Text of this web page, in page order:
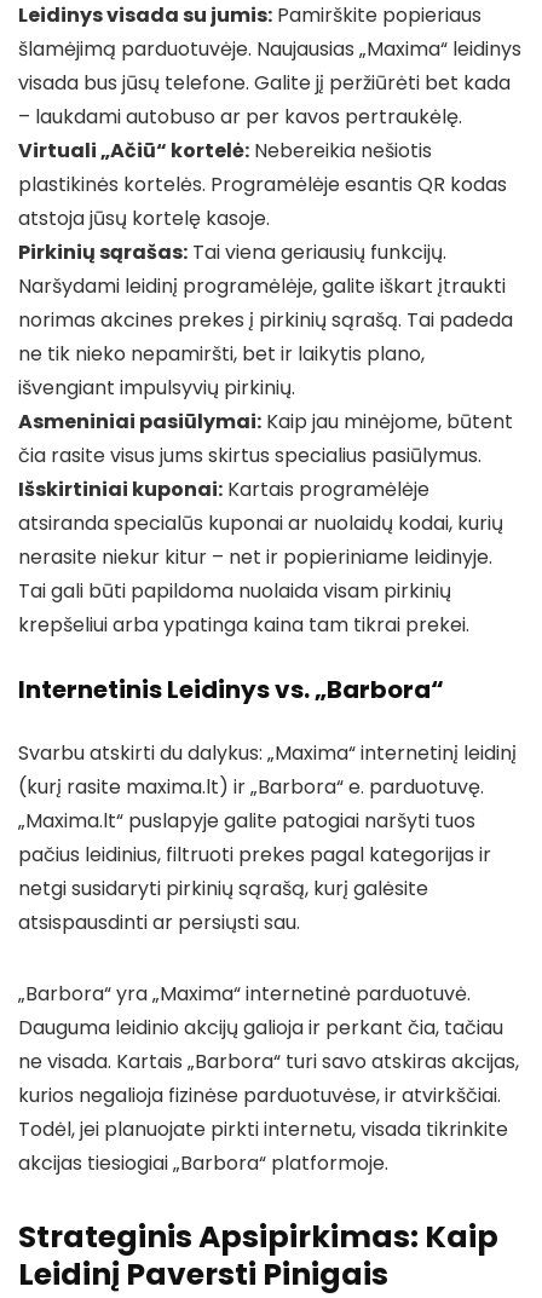
Leidinys visada su jumis: Pamirškite popieriaus
šlamėjimą parduotuvėje. Naujausias „Maxima“ leidinys
visada bus jūsų telefone. Galite jį peržiūrėti bet kada
– laukdami autobuso ar per kavos pertraukėlę.
Virtuali „Ačiū“ kortelė: Nebereikia nešiotis
plastikinės kortelės. Programėlėje esantis QR kodas
atstoja jūsų kortelę kasoje.
Pirkinių sąrašas: Tai viena geriausių funkcijų.
Naršydami leidinį programėlėje, galite iškart įtraukti
norimas akcines prekes į pirkinių sąrašą. Tai padeda
ne tik nieko nepamiršti, bet ir laikytis plano,
išvengiant impulsyvių pirkinių.
Asmeniniai pasiūlymai: Kaip jau minėjome, būtent
čia rasite visus jums skirtus specialius pasiūlymus.
Išskirtiniai kuponai: Kartais programėlėje
atsiranda specialūs kuponai ar nuolaidų kodai, kurių
nerasite niekur kitur – net ir popieriniame leidinyje.
Tai gali būti papildoma nuolaida visam pirkinių
krepšeliui arba ypatinga kaina tam tikrai prekei.
Internetinis Leidinys vs. „Barbora“
Svarbu atskirti du dalykus: „Maxima“ internetinį leidinį
(kurį rasite maxima.lt) ir „Barbora“ e. parduotuvę.
„Maxima.lt“ puslapyje galite patogiai naršyti tuos
pačius leidinius, filtruoti prekes pagal kategorijas ir
netgi susidaryti pirkinių sąrašą, kurį galėsite
atsispausdinti ar persiųsti sau.
„Barbora“ yra „Maxima“ internetinė parduotuvė.
Dauguma leidinio akcijų galioja ir perkant čia, tačiau
ne visada. Kartais „Barbora“ turi savo atskiras akcijas,
kurios negalioja fizinėse parduotuvėse, ir atvirkščiai.
Todėl, jei planuojate pirkti internetu, visada tikrinkite
akcijas tiesiogiai „Barbora“ platformoje.
Strateginis Apsipirkimas: Kaip
Leidinį Paversti Pinigais